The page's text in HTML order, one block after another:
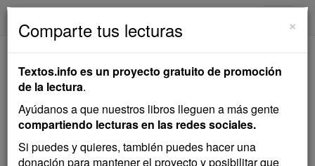
Madrid
Benito Pérez Galdós
Conferencia
×
Comparte tus lecturas
Textos.info es un proyecto gratuito de promoción
de la lectura.
Ayúdanos a que nuestros libros lleguen a más gente
compartiendo lecturas en las redes sociales.
Si puedes y quieres, también puedes hacer una
donación para mantener el proyecto y posibilitar que